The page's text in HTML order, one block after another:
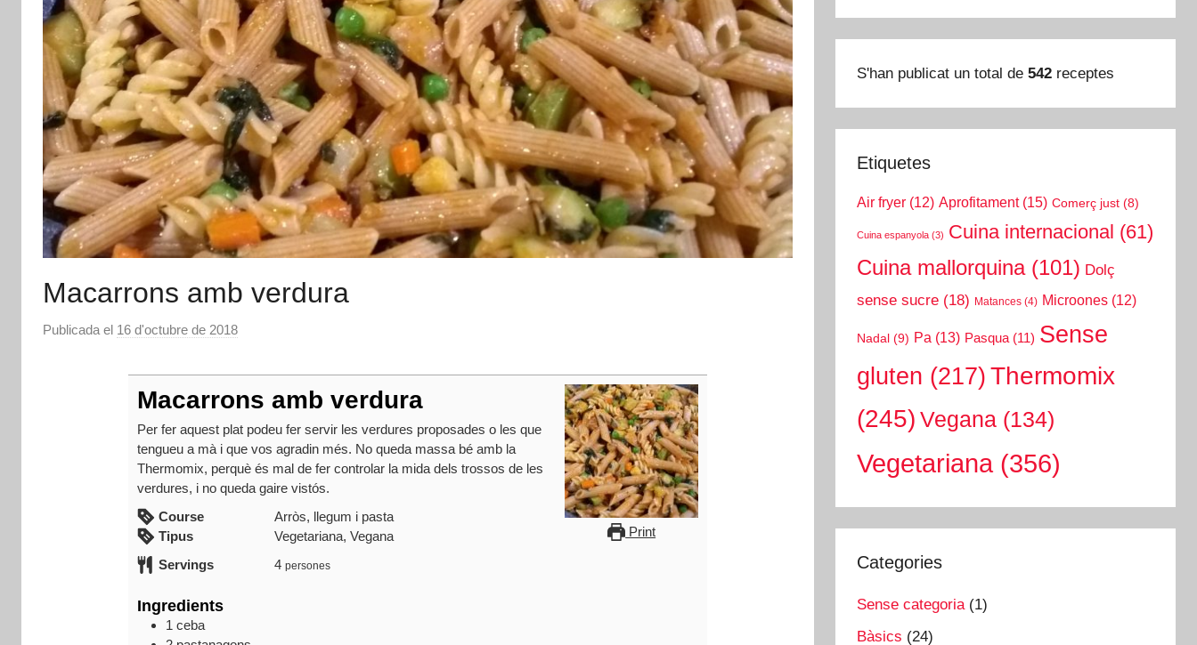
Macarrons amb verdura
Publicada el 16 d'octubre de 2018
r
a
d
m
i
n
Print
Macarrons amb verdura
Per fer aquest plat podeu fer servir les verdures proposades o les que
tengueu a mà i que vos agradin més. No queda massa bé amb la
Thermomix, perquè és mal de fer controlar la mida dels trossos de les
verdures, i no queda gaire vistós.
Course
Arròs, llegum i pasta
Tipus
Vegetariana, Vegana
Servings
4 persones
Ingredients
1 ceba
S'han publicat un total de542 receptes
Etiquetes
Air fryer (12) Aprofitament(15) Comerç just (8)
Cuina espanyola (3) Cuina internacional (61)
Cuina mallorquina(101) Dolç
sense sucre (18) Matances (4) Microones (12)
Nadal (9) Pa (13) Pasqua (11) Sense
gluten (217) Thermomix
(245) Vegana (134)
Vegetariana (356)
Categories
Sense categoria(1)
Bàsics (24)